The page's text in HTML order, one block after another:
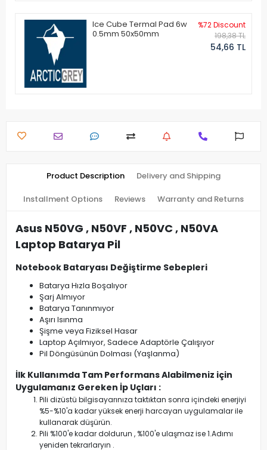
Ice Cube Termal Pad 6w
0.5mm 50x50mm
%72 Discount
198,38 TL
54,66 TL
Product Description Delivery and Shipping
Installment Options Reviews Warranty and Returns
Asus N50VG , N50VF , N50VC , N50VA
Laptop Batarya Pil
Notebook Bataryası Değiştirme Sebepleri
Batarya Hızla Boşalıyor
Şarj Almıyor
Batarya Tanınmıyor
Aşırı Isınma
Şişme veya Fiziksel Hasar
Laptop Açılmıyor, Sadece Adaptörle Çalışıyor
Pil Döngüsünün Dolması (Yaşlanma)
İlk Kullanımda Tam Performans Alabilmeniz için
Uygulamanız Gereken İp Uçları :
Pili dizüstü bilgisayarınıza taktıktan sonra içindeki enerjiyi
%5-%10'a kadar yüksek enerji harcayan uygulamalar ile
kullanarak düşürün.
Pili %100'e kadar doldurun , %100'e ulaşmaz ise 1.Adımı
yeniden tekrarlaryın .